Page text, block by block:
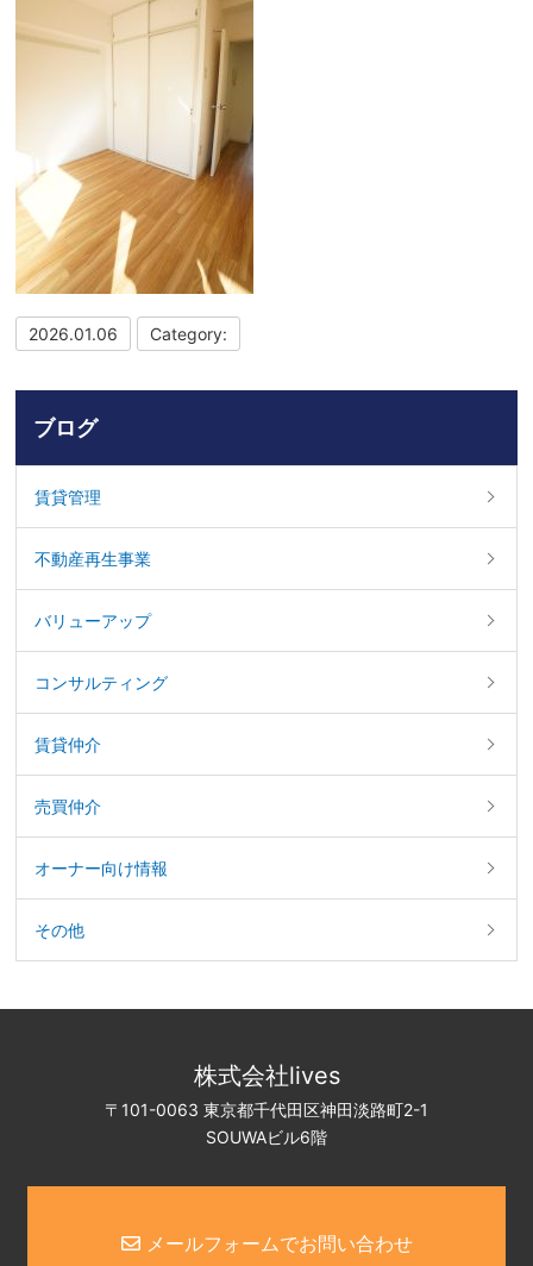
2026.01.06 Category:
ブログ
賃貸管理
不動産再生事業
バリューアップ
コンサルティング
賃貸仲介
売買仲介
オーナー向け情報
その他
株式会社lives
〒101-0063 東京都千代田区神田淡路町2-1
SOUWAビル6階
メールフォームでお問い合わせ